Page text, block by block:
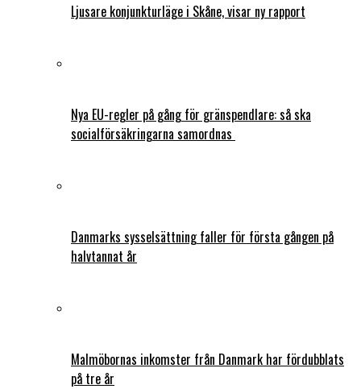
Ljusare konjunkturläge i Skåne, visar ny rapport
Nya EU-regler på gång för gränspendlare: så ska
socialförsäkringarna samordnas
Danmarks sysselsättning faller för första gången på
halvtannat år
Malmöbornas inkomster från Danmark har fördubblats
på tre år